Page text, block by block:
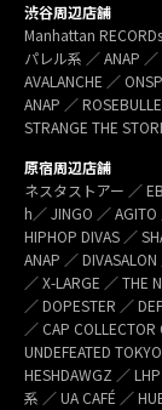
渋谷周辺店舗
Manhattan
パレル系 ／ ANAP
AVALANCHE ／
ANAP ／
STRANGE THE
原宿周辺店舗
ネスタストアー ／
h／ JINGO ／
HIPHOP DIVAS ／
ANAP ／
／ X-LARGE ／ THE
／ DOPESTER ／
／ CAP
UNDEFEATED
HESHDAWGZ ／
系 ／ UA CAFÉ ／